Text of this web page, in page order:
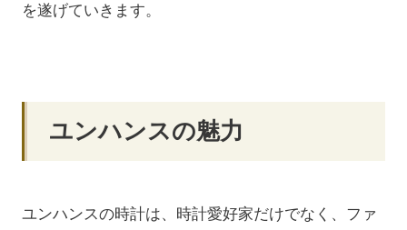
を遂げていきます。
ユンハンスの魅力
ユンハンスの時計は、時計愛好家だけでなく、ファ